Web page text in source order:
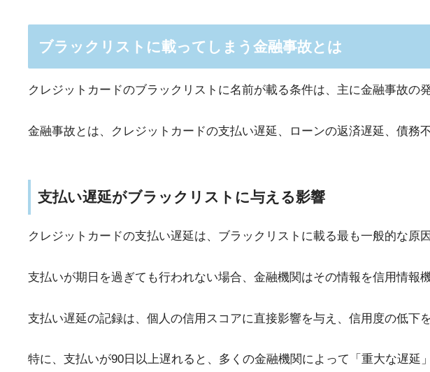
ブラックリストに載ってしまう金融事故とは
クレジットカードのブラックリストに名前が載る条件は、主に金融事故の
金融事故とは、クレジットカードの支払い遅延、ローンの返済遅延、債務
支払い遅延がブラックリストに与える影響
クレジットカードの支払い遅延は、ブラックリストに載る最も一般的な原
支払いが期日を過ぎても行われない場合、金融機関はその情報を信用情報
支払い遅延の記録は、個人の信用スコアに直接影響を与え、信用度の低下を
特に、支払いが90日以上遅れると、多くの金融機関によって「重大な遅延